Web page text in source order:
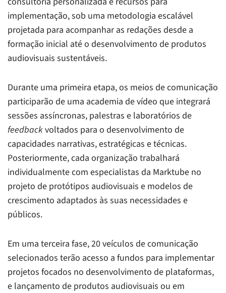
implementação, sob uma metodologia escalável
projetada para acompanhar as redações desde a
formação inicial até o desenvolvimento de produtos
audiovisuais sustentáveis.
Durante uma primeira etapa, os meios de comunicação
participarão de uma academia de vídeo que integrará
sessões assíncronas, palestras e laboratórios de
feedbackvoltados para o desenvolvimento de
capacidades narrativas, estratégicas e técnicas.
Posteriormente, cada organização trabalhará
individualmente com especialistas da Marktube no
projeto de protótipos audiovisuais e modelos de
crescimento adaptados às suas necessidades e
públicos.
Em uma terceira fase, 20 veículos de comunicação
selecionados terão acesso a fundos para implementar
projetos focados no desenvolvimento de plataformas,
e lançamento de produtos audiovisuais ou em